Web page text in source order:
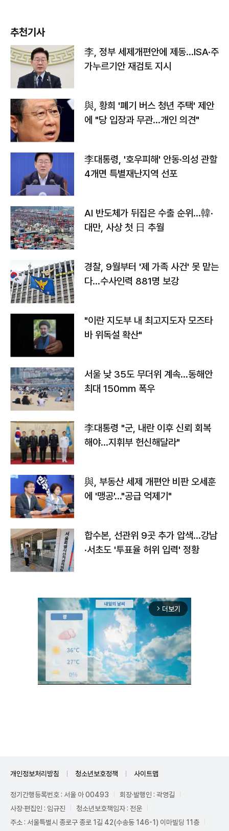
추천기사
李, 정부 세제개편안에 제동…ISA·주
가누르기안 재검토 지시
與, 황희 '폐기 버스 청년 주택' 제안
에 "당 입장과 무관…개인 의견"
李대통령, '호우피해' 안동·의성 관할
4개면 특별재난지역 선포
AI 반도체가 뒤집은 수출 순위…韓·
대만, 사상 첫 日 추월
경찰, 9월부터 '제 가족 사건' 못 맡는
다…수사인력 881명 보강
"이란 지도부 내 최고지도자 모즈타
바 위독설 확산"
서울 낮 35도 무더위 계속…동해안
최대 150㎜ 폭우
李대통령 "군, 내란 이후 신뢰 회복
해야…지휘부 헌신해달라"
與, 부동산 세제 개편안 비판 오세훈
에 '맹공'…"공급 억제기"
합수본, 선관위 9곳 추가 압색…강남
·서초도 '투표율 허위 입력' 정황
arrow_forward_ios 더보기
개인정보처리방침 청소년보호정책 사이트맵
정기간행등록번호 : 서울 아 00493
회장·발행인 : 곽영길
사장·편집인 : 임규진
청소년보호책임자 : 전운
주소 : 서울특별시 종로구 종로 1길 42(수송동 146-1) 이마빌딩 11층